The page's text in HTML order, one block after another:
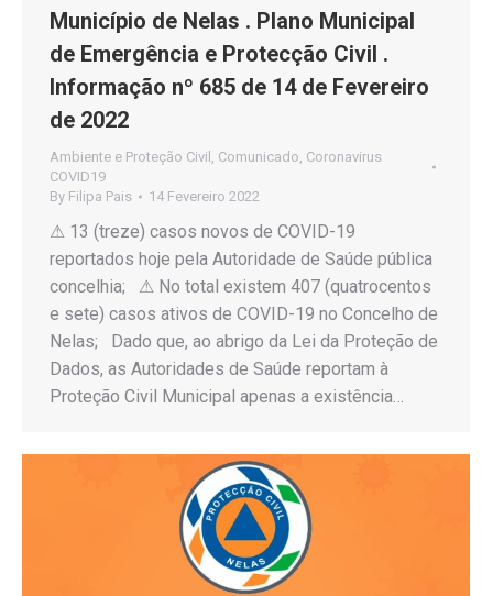
Município de Nelas . Plano Municipal
de Emergência e Protecção Civil .
Informação nº 685 de 14 de Fevereiro
de 2022
Ambiente e Proteção Civil Comunicado Coronavirus
COVID19
By Filipa Pais 14 Fevereiro 2022
⚠ 13 (treze) casos novos de COVID-19
reportados hoje pela Autoridade de Saúde pública
concelhia; ⚠ No total existem 407 (quatrocentos
e sete) casos ativos de COVID-19 no Concelho de
Nelas; Dado que, ao abrigo da Lei da Proteção de
Dados, as Autoridades de Saúde reportam à
Proteção Civil Municipal apenas a existência…